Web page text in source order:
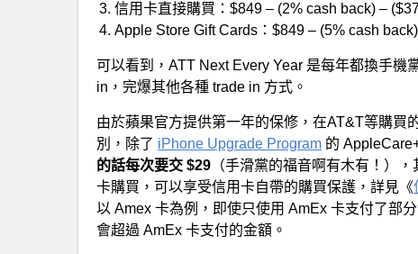
信用卡直接購買：$849 – (2% cash back) –
Apple Store Gift Cards：$849 – (5% cash
可以看到，ATT Next Every Year 是每年都換手機
in，完爆其他各種 trade in 方式。
由於蘋果官方提供第一年的保修，在AT&T等購買
別，除了 iPhone Upgrade Program 的
的話每次要交 $29 （手滑黨的福音啊有木有！）
卡購買，可以享受信用卡自帶的購買保護，詳見《
以 Amex 卡為例，即使只使用 AmEx 卡支付了部
會超過 AmEx 卡支付的金額。